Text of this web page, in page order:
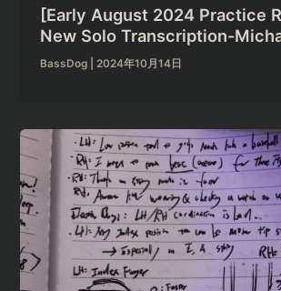
[Early August 2024 Practice
New Solo Transcription-
BassDog |2024年10月14日